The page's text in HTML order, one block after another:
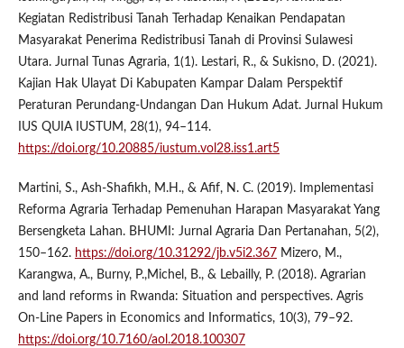
Kegiatan Redistribusi Tanah Terhadap Kenaikan Pendapatan
Masyarakat Penerima Redistribusi Tanah di Provinsi Sulawesi
Utara. Jurnal Tunas Agraria, 1(1). Lestari, R., & Sukisno, D. (2021).
Kajian Hak Ulayat Di Kabupaten Kampar Dalam Perspektif
Peraturan Perundang-Undangan Dan Hukum Adat. Jurnal Hukum
IUS QUIA IUSTUM, 28(1), 94–114.
https://doi.org/10.20885/iustum.vol28.iss1.art5
Martini, S., Ash-Shafikh, M.H., & Afif, N. C. (2019). Implementasi
Reforma Agraria Terhadap Pemenuhan Harapan Masyarakat Yang
Bersengketa Lahan. BHUMI: Jurnal Agraria Dan Pertanahan, 5(2),
150–162. https://doi.org/10.31292/jb.v5i2.367 Mizero, M.,
Karangwa, A., Burny, P.,Michel, B., & Lebailly, P. (2018). Agrarian
and land reforms in Rwanda: Situation and perspectives. Agris
On-Line Papers in Economics and Informatics, 10(3), 79–92.
https://doi.org/10.7160/aol.2018.100307